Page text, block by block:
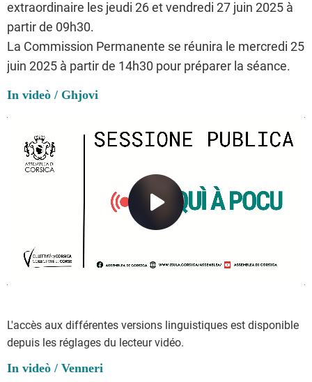
extraordinaire les jeudi 26 et vendredi 27 juin 2025 à
partir de 09h30.
La Commission Permanente se réunira le mercredi 25
juin 2025 à partir de 14h30 pour préparer la séance.
In videò / Ghjovi
L'accès aux différentes versions linguistiques est disponible
depuis les réglages du lecteur vidéo.
In videò / Venneri